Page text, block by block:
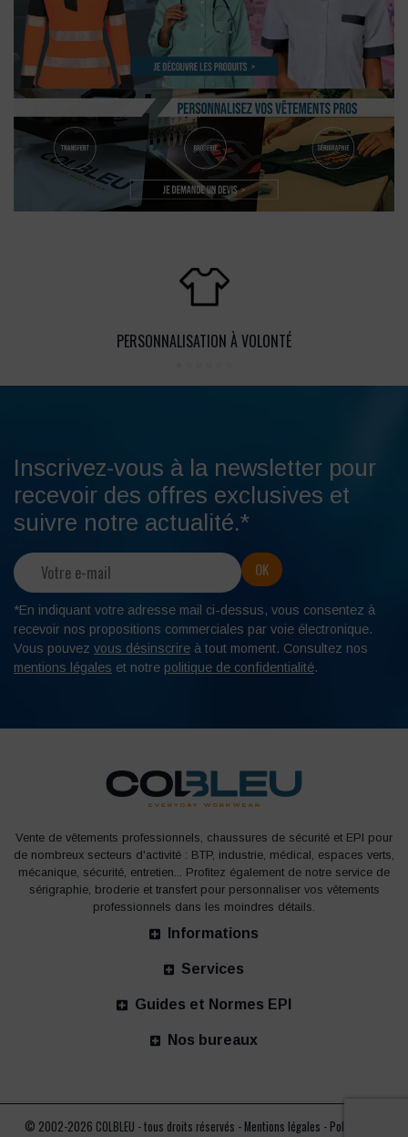
PERSONNALISATION À VOLONTÉ
Inscrivez-vous à la newsletter pour
recevoir des offres exclusives et
suivre notre actualité.*
*En indiquant votre adresse mail ci-dessus, vous consentez à
recevoir nos propositions commerciales par voie électronique.
Vous pouvez vous désinscrire à tout moment. Consultez nos
mentions légales et notre politique de confidentialité.
Vente de vêtements professionnels, chaussures de sécurité et EPI pour
de nombreux secteurs d'activité : BTP, industrie, médical, espaces verts,
mécanique, sécurité, entretien... Profitez également de notre service de
sérigraphie, broderie et transfert pour personnaliser vos vêtements
professionnels dans les moindres détails.
Informations
Services
Guides et Normes EPI
Nos bureaux
© 2002-2026 COLBLEU - tous droits réservés - Mentions légales - Politique de